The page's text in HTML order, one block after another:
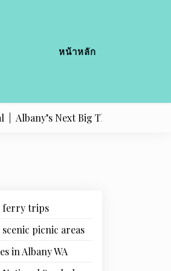
หน้าหลัก
Next Big Thing: Identifying
ferry trips
scenic picnic areas
in Albany WA